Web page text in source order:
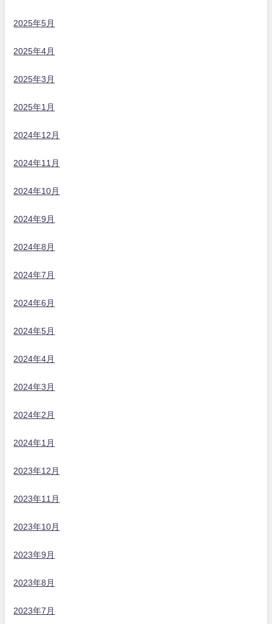
2025年5月
2025年4月
2025年3月
2025年1月
2024年12月
2024年11月
2024年10月
2024年9月
2024年8月
2024年7月
2024年6月
2024年5月
2024年4月
2024年3月
2024年2月
2024年1月
2023年12月
2023年11月
2023年10月
2023年9月
2023年8月
2023年7月